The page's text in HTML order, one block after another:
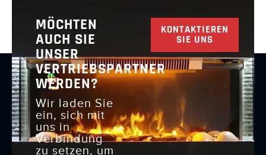
MÖCHTEN
AUCH SIE
UNSER
VERTRIEBSPARTNER
WERDEN?
Wir laden Sie
ein, sich mit
uns in
Verbindung
zu setzen, um
KONTAKTIEREN
SIE UNS